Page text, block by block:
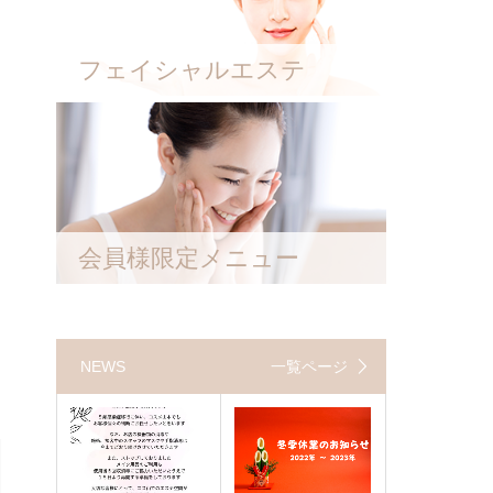
フェイシャルエステ
会員様限定メニュー
NEWS 一覧ページ